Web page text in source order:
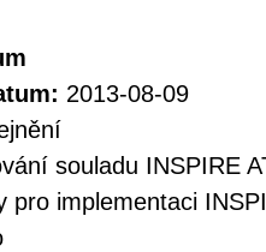
2013-08-09
souladu INSPIRE
pro implementaci